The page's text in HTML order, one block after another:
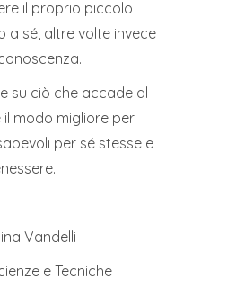
il proprio piccolo
a sé, altre volte invece
su ciò che accade al
modo migliore per
per sé stesse e
Vandelli
e Tecniche